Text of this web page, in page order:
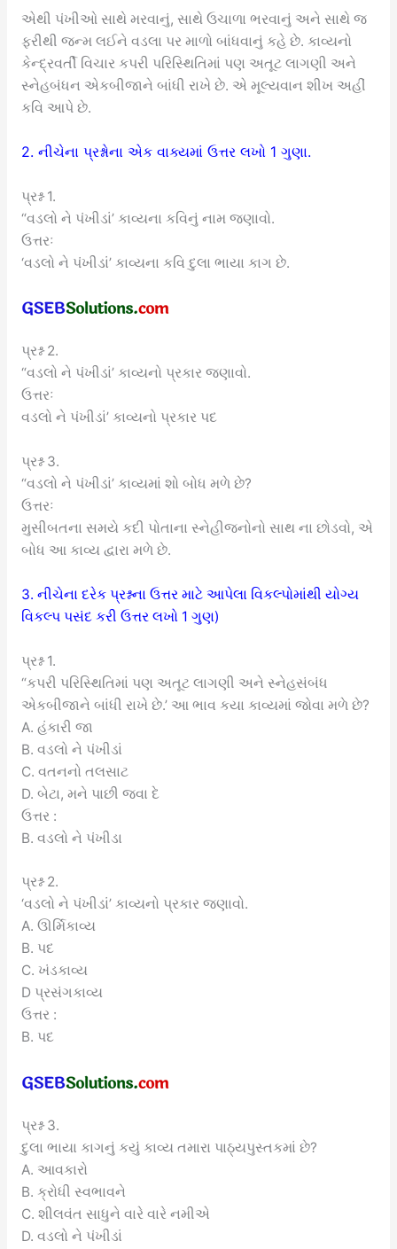
એથી પંખીઓ સાથે મરવાનું, સાથે ઉચાળા ભરવાનું અને સાથે જ
ફરીથી જન્મ લઈને વડલા પર માળો બાંધવાનું કહે છે. કાવ્યનો
કેન્દ્રવર્તી વિચાર કપરી પરિસ્થિતિમાં પણ અતૂટ લાગણી અને
સ્નેહબંધન એકબીજાને બાંધી રાખે છે. એ મૂલ્યવાન શીખ અહીં
કવિ આપે છે.
2. નીચેના પ્રશ્નોના એક વાક્યમાં ઉત્તર લખો 1 ગુણા.
પ્રશ્ન 1.
“વડલો ને પંખીડાં’ કાવ્યના કવિનું નામ જણાવો.
ઉત્તરઃ
‘વડલો ને પંખીડાં’ કાવ્યના કવિ દુલા ભાયા કાગ છે.
પ્રશ્ન 2.
“વડલો ને પંખીડાં’ કાવ્યનો પ્રકાર જણાવો.
ઉત્તરઃ
વડલો ને પંખીડાં’ કાવ્યનો પ્રકાર પદ
પ્રશ્ન 3.
“વડલો ને પંખીડાં’ કાવ્યમાં શો બોધ મળે છે?
ઉત્તરઃ
મુસીબતના સમયે કદી પોતાના સ્નેહીજનોનો સાથ ના છોડવો, એ
બોધ આ કાવ્ય દ્વારા મળે છે.
3. નીચેના દરેક પ્રશ્નના ઉત્તર માટે આપેલા વિકલ્પોમાંથી યોગ્ય
વિકલ્પ પસંદ કરી ઉત્તર લખો 1 ગુણ)
પ્રશ્ન 1.
“કપરી પરિસ્થિતિમાં પણ અતૂટ લાગણી અને સ્નેહસંબંધ
એકબીજાને બાંધી રાખે છે.’ આ ભાવ કયા કાવ્યમાં જોવા મળે છે?
A. હંકારી જા
B. વડલો ને પંખીડાં
C. વતનનો તલસાટ
D. બેટા, મને પાછી જવા દે
ઉત્તર :
B. વડલો ને પંખીડા
પ્રશ્ન 2.
‘વડલો ને પંખીડાં’ કાવ્યનો પ્રકાર જણાવો.
A. ઊર્મિકાવ્ય
B. પદ
C. ખંડકાવ્ય
D પ્રસંગકાવ્ય
ઉત્તર :
B. પદ
પ્રશ્ન 3.
દુલા ભાયા કાગનું કયું કાવ્ય તમારા પાઠ્યપુસ્તકમાં છે?
A. આવકારો
B. ક્રોધી સ્વભાવને
C. શીલવંત સાધુને વારે વારે નમીએ
D. વડલો ને પંખીડાં